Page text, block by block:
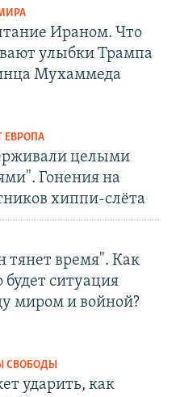
Ираном. Что
улыбки Трампа
Мухаммеда
ЕВРОПА
целыми
Гонения на
хиппи-слёта
тянет время". Как
будет ситуация
миром и войной?
СВОБОДЫ
ударить, как